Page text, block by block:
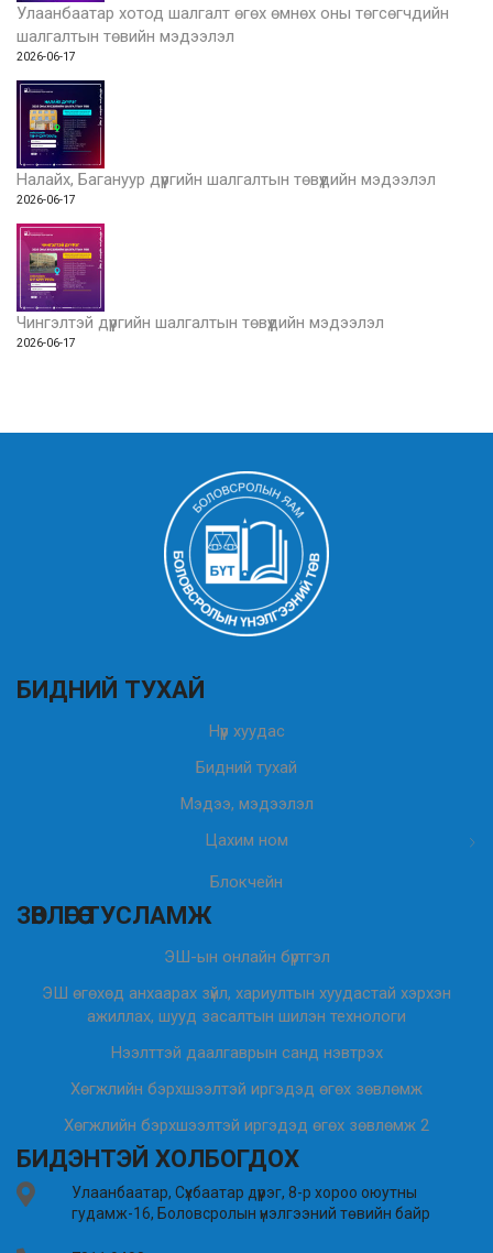
Улаанбаатар хотод шалгалт өгөх өмнөх оны төгсөгчдийн
шалгалтын төвийн мэдээлэл
2026-06-17
Налайх, Багануур дүүргийн шалгалтын төвүүдийн мэдээлэл
2026-06-17
Чингэлтэй дүүргийн шалгалтын төвүүдийн мэдээлэл
2026-06-17
БИДНИЙ ТУХАЙ
Нүүр хуудас
Бидний тухай
Мэдээ, мэдээлэл
Цахим ном
Блокчейн
ЗӨВЛӨГӨӨ ТУСЛАМЖ
ЭШ-ын онлайн бүртгэл
ЭШ өгөхөд анхаарах зүйл, хариултын хуудастай хэрхэн
ажиллах, шууд засалтын шилэн технологи
Нээлттэй даалгаврын санд нэвтрэх
Хөгжлийн бэрхшээлтэй иргэдэд өгөх зөвлөмж
Хөгжлийн бэрхшээлтэй иргэдэд өгөх зөвлөмж 2
БИДЭНТЭЙ ХОЛБОГДОХ
Улаанбаатар, Сүхбаатар дүүрэг, 8-р хороо оюутны
гудамж-16, Боловсролын үнэлгээний төвийн байр